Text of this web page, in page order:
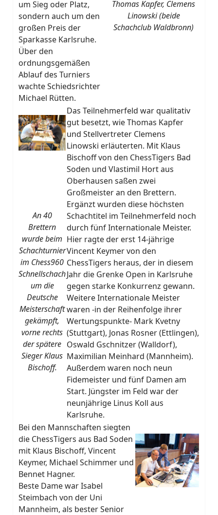
um Sieg oder Platz,
sondern auch um den
großen Preis der
Sparkasse Karlsruhe.
Über den
ordnungsgemäßen
Ablauf des Turniers
wachte Schiedsrichter
Michael Rütten.
Thomas Kapfer, Clemens
Linowski (beide
Schachclub Waldbronn)
Das Teilnehmerfeld war qualitativ
gut besetzt, wie Thomas Kapfer
und Stellvertreter Clemens
Linowski erläuterten. Mit Klaus
Bischoff von den ChessTigers Bad
Soden und Vlastimil Hort aus
Oberhausen saßen zwei
Großmeister an den Brettern.
Ergänzt wurden diese höchsten
Schachtitel im Teilnehmerfeld noch
durch fünf Internationale Meister.
Hier ragte der erst 14-jährige
Vincent Keymer von den
ChessTigers heraus, der in diesem
Jahr die Grenke Open in Karlsruhe
gegen starke Konkurrenz gewann.
Weitere Internationale Meister
waren -in der Reihenfolge ihrer
Wertungspunkte- Mark Kvetny
(Stuttgart), Jonas Rosner (Ettlingen),
Oswald Gschnitzer (Walldorf),
Maximilian Meinhard (Mannheim).
Außerdem waren noch neun
Fidemeister und fünf Damen am
Start. Jüngster im Feld war der
neunjährige Linus Koll aus
Karlsruhe.
An 40
Brettern
wurde beim
Schachturnier
im Chess960
Schnellschach
um die
Deutsche
Meisterschaft
gekämpft,
vorne rechts
der spätere
Sieger Klaus
Bischoff.
Bei den Mannschaften siegten
die ChessTigers aus Bad Soden
mit Klaus Bischoff, Vincent
Keymer, Michael Schimmer und
Bennet Hagner.
Beste Dame war Isabel
Steimbach von der Uni
Mannheim, als bester Senior